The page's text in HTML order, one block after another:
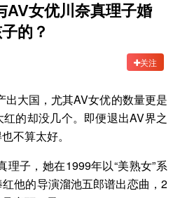
AV女优川奈真理子婚
的？
关注
出大国，尤其AV女优的数量更是
的却没几个。即便退出AV界之
不算太好。
理子，她在1999年以“美熟女”系
他的导演溜池五郎谱出恋曲，2